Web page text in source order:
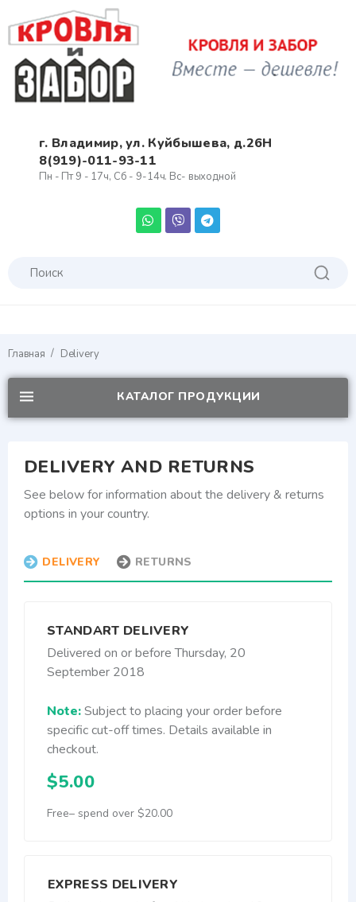
г. Владимир, ул. Куйбышева, д.26Н
8(919)-011-93-11
Пн - Пт 9 - 17ч, Сб - 9-14ч. Вс- выходной
Главная / Delivery
КАТАЛОГ ПРОДУКЦИИ
DELIVERY AND RETURNS
See below for information about the delivery & returns
options in your country.
DELIVERY RETURNS
STANDART DELIVERY
Delivered on or before Thursday, 20
September 2018
Note:Subject to placing your order before
specific cut-off times. Details available in
checkout.
$5.00
Free– spend over $20.00
EXPRESS DELIVERY